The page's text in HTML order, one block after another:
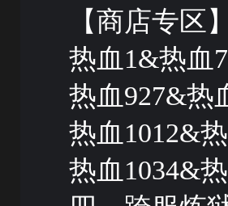
【商店专区
热血1&热血
热血927&热
热血1012&
热血1034&